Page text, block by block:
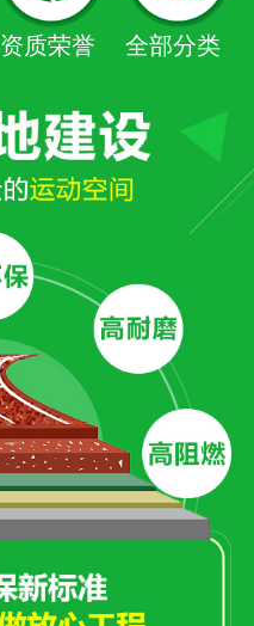
资质荣誉 全部分类